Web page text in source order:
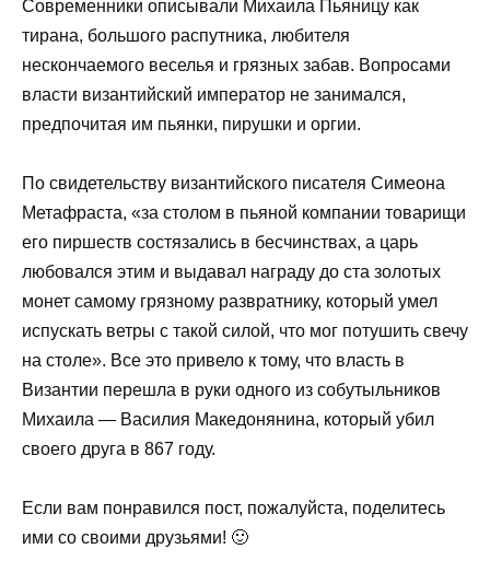
Современники описывали Михаила Пьяницу как
тирана, большого распутника, любителя
нескончаемого веселья и грязных забав. Вопросами
власти византийский император не занимался,
предпочитая им пьянки, пирушки и оргии.
По свидетельству византийского писателя Симеона
Метафраста, «за столом в пьяной компании товарищи
его пиршеств состязались в бесчинствах, а царь
любовался этим и выдавал награду до ста золотых
монет самому грязному развратнику, который умел
испускать ветры с такой силой, что мог потушить свечу
на столе». Все это привело к тому, что власть в
Византии перешла в руки одного из собутыльников
Михаила — Василия Македонянина, который убил
своего друга в 867 году.
Если вам понравился пост, пожалуйста, поделитесь
ими со своими друзьями! 🙂